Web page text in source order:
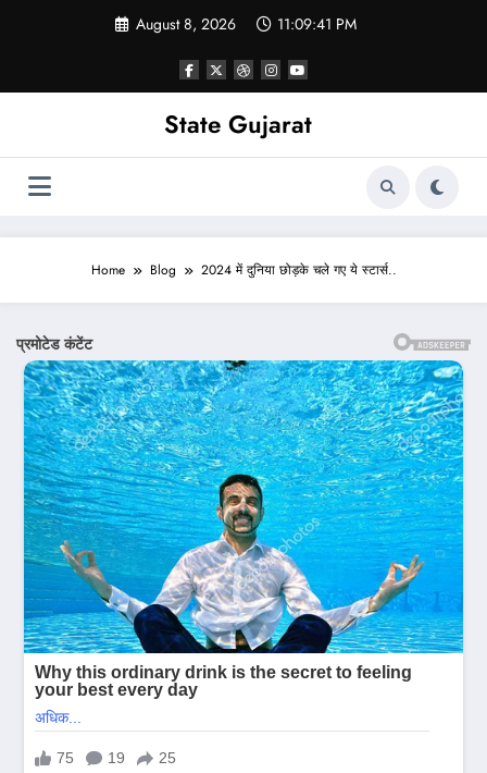
August 8, 2026 11:09:43 PM
State Gujarat
Home Blog 2024 में दुनिया छोड़के चले गए ये स्टार्स..